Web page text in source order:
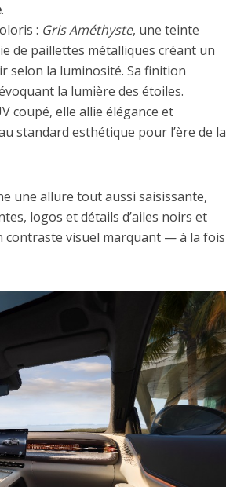
.
: Gris Améthyste, une teinte
de paillettes métalliques créant un
selon la luminosité. Sa finition
la lumière des étoiles.
coupé, elle allie élégance et
standard esthétique pour l’ère de la
une allure tout aussi saisissante,
logos et détails d’ailes noirs et
visuel marquant — à la fois